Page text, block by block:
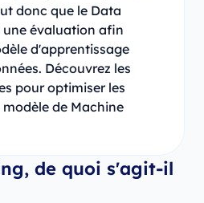
donc que le Data
évaluation afin
d'apprentissage
Découvrez les
pour optimiser les
de Machine
de quoi s'agit-il